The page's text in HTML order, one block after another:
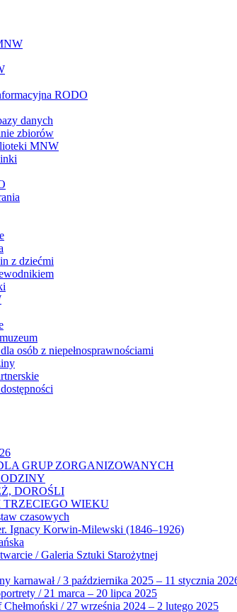
RODO
danych
zbiorów
MNW
z dziećmi
osób z niepełnosprawnościami
GRUP ZORGANIZOWANYCH
DOROŚLI
WIEKU
czasowych
Ignacy Korwin-Milewski (1846–1926)
/ Galeria Sztuki Starożytnej
karnawał / 3 października 2025 – 11 stycznia
/ 21 marca – 20 lipca 2025
Chełmoński / 27 września 2024 – 2 lutego 2025